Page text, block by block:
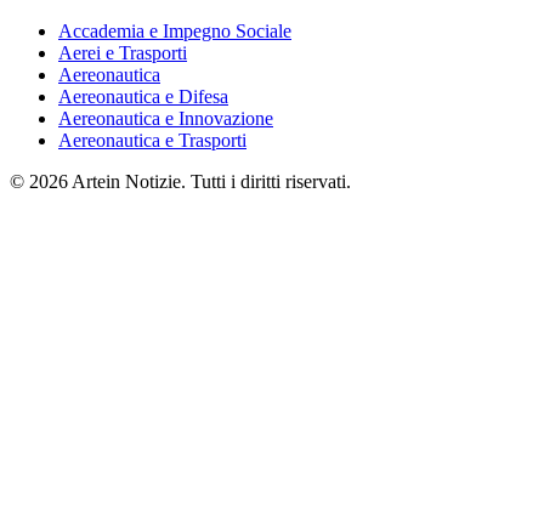
Accademia e Impegno Sociale
Aerei e Trasporti
Aereonautica
Aereonautica e Difesa
Aereonautica e Innovazione
Aereonautica e Trasporti
© 2026 Artein Notizie. Tutti i diritti riservati.